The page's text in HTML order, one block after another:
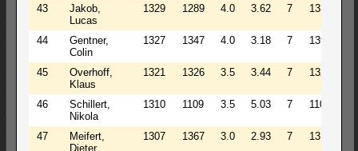
43
Jakob,
Lucas
1329 1289 4.0 3.62 7 1339
44
Gentner,
Colin
1327 1347 4.0 3.18 7 1397
45
Overhoff,
Klaus
1321 1326 3.5 3.44 7 1326
46
Schillert,
Nikola
1310 1109 3.5 5.03 7 1109
47
Meifert,
Dieter
1307 1367 3.0 2.93 7 1317